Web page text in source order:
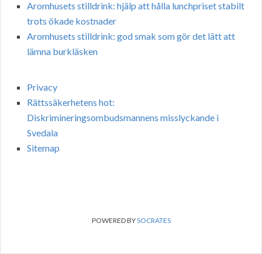
Aromhusets stilldrink: hjälp att hålla lunchpriset stabilt
trots ökade kostnader
Aromhusets stilldrink: god smak som gör det lätt att
lämna burkläsken
Privacy
Rättssäkerhetens hot:
Diskrimineringsombudsmannens misslyckande i
Svedala
Sitemap
POWERED BYSOCRATES